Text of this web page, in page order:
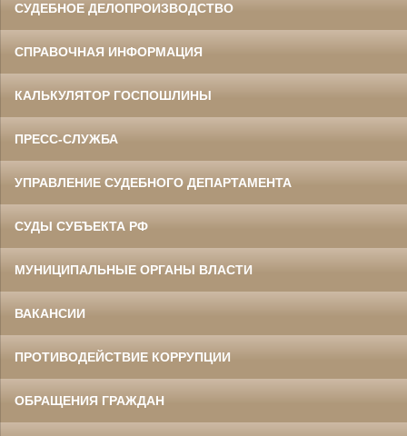
СУДЕБНОЕ ДЕЛОПРОИЗВОДСТВО
СПРАВОЧНАЯ ИНФОРМАЦИЯ
КАЛЬКУЛЯТОР ГОСПОШЛИНЫ
ПРЕСС-СЛУЖБА
УПРАВЛЕНИЕ СУДЕБНОГО ДЕПАРТАМЕНТА
СУДЫ СУБЪЕКТА РФ
МУНИЦИПАЛЬНЫЕ ОРГАНЫ ВЛАСТИ
ВАКАНСИИ
ПРОТИВОДЕЙСТВИЕ КОРРУПЦИИ
ОБРАЩЕНИЯ ГРАЖДАН